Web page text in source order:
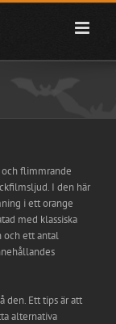
flimmrande
I den här
i ett orange
med klassiska
och ett antal
den. Ett tips är att
alternativa